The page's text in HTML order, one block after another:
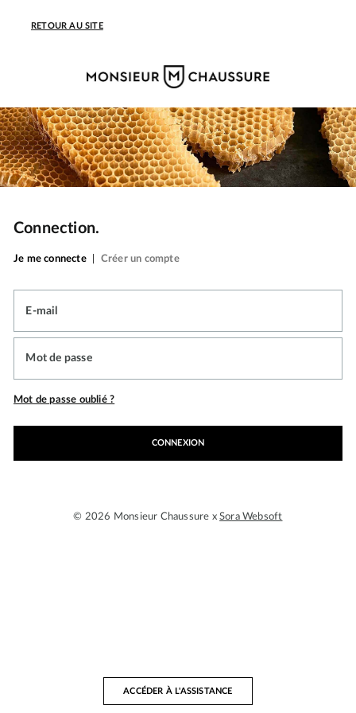
RETOUR AU SITE
Connection.
Je me connecte Créer un compte
E-mail
Mot de passe
Mot de passe oublié ?
CONNEXION
© 2026 Monsieur Chaussure xSora Websoft
ACCÉDER À L'ASSISTANCE